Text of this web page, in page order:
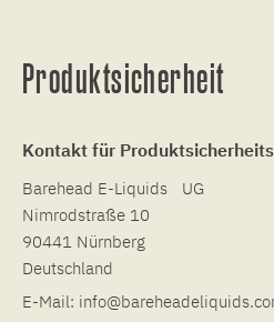
Produktsicherheit
Kontakt für
Barehead E-Liquids UG
Nimrodstraße 10
90441 Nürnberg
Deutschland
E-Mail: